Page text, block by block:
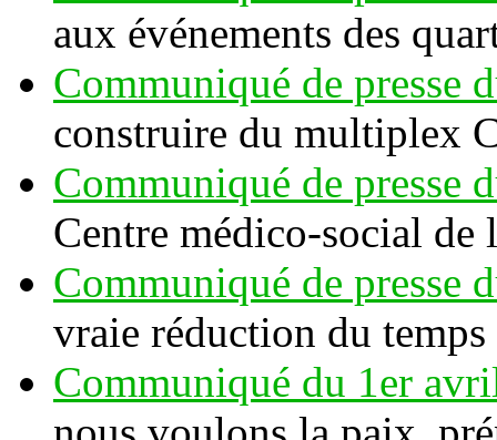
aux événements des
Communiqué de presse
construire du multiplex
Communiqué de presse
Centre médico-social de
Communiqué de presse
vraie réduction du
Communiqué du 1er